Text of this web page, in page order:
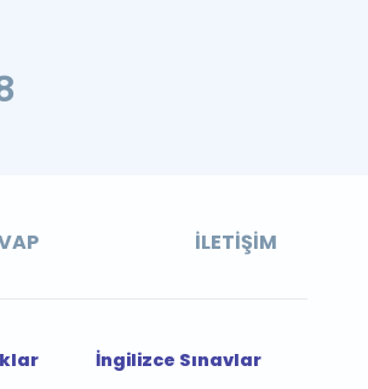
İLETIŞIM
İngilizce Sınavlar